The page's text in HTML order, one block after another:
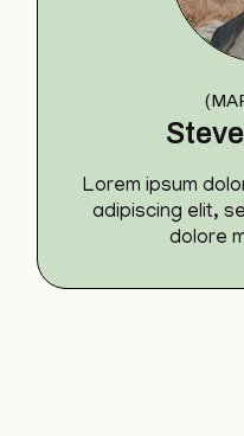
Lorem ipsum
adipiscing elit,
dolore